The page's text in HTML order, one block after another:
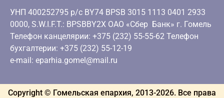
УНП 400252795 р/с BY74 BPSB 3015 1113 0401 2933
0000, S.W.I.F.T.: BPSBBY2X ОАО «Сбер Банк» г. Гомель
Телефон канцелярии: +375 (232) 55-55-62 Телефон
бухгалтерии: +375 (232) 55-12-19
e-mail: eparhia.gomel@mail.ru
Copyright © Гомельская епархия, 2013-2026. Все права